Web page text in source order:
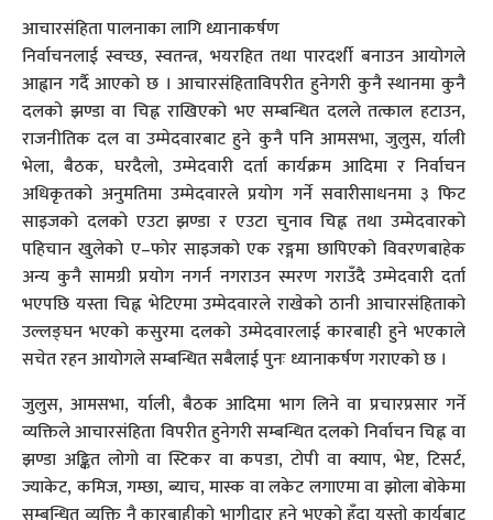
आचारसंहिता पालनाका लागि ध्यानाकर्षण
निर्वाचनलाई स्वच्छ, स्वतन्त्र, भयरहित तथा पारदर्शी बनाउन आयोगले
आह्वान गर्दै आएको छ । आचारसंहिताविपरीत हुनेगरी कुनै स्थानमा कुनै
दलको झण्डा वा चिह्न राखिएको भए सम्बन्धित दलले तत्काल हटाउन,
राजनीतिक दल वा उम्मेदवारबाट हुने कुनै पनि आमसभा, जुलुस, र्याली
भेला, बैठक, घरदैलो, उम्मेदवारी दर्ता कार्यक्रम आदिमा र निर्वाचन
अधिकृतको अनुमतिमा उम्मेदवारले प्रयोग गर्ने सवारीसाधनमा ३ फिट
साइजको दलको एउटा झण्डा र एउटा चुनाव चिह्न तथा उम्मेदवारको
पहिचान खुलेको ए–फोर साइजको एक रङ्गमा छापिएको विवरणबाहेक
अन्य कुनै सामग्री प्रयोग नगर्न नगराउन स्मरण गराउँदै उम्मेदवारी दर्ता
भएपछि यस्ता चिह्न भेटिएमा उम्मेदवारले राखेको ठानी आचारसंहिताको
उल्लङ्घन भएको कसुरमा दलको उम्मेदवारलाई कारबाही हुने भएकाले
सचेत रहन आयोगले सम्बन्धित सबैलाई पुनः ध्यानाकर्षण गराएको छ ।
जुलुस, आमसभा, र्याली, बैठक आदिमा भाग लिने वा प्रचारप्रसार गर्ने
व्यक्तिले आचारसंहिता विपरीत हुनेगरी सम्बन्धित दलको निर्वाचन चिह्न वा
झण्डा अङ्कित लोगो वा स्टिकर वा कपडा, टोपी वा क्याप, भेष्ट, टिसर्ट,
ज्याकेट, कमिज, गम्छा, ब्याच, मास्क वा लकेट लगाएमा वा झोला बोकेमा